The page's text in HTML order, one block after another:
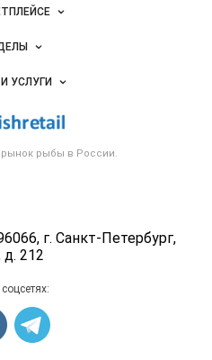
рынок рыбы в России.
г. Санкт-Петербург,
212
Fishretail.ru
рекламы
оферта
информация
персональных данных
рынка
Блог
УСЛУГИ
Икра
материал